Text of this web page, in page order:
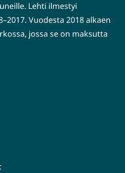
Lehti ilmestyi
Vuodesta 2018 alkaen
jossa se on maksutta